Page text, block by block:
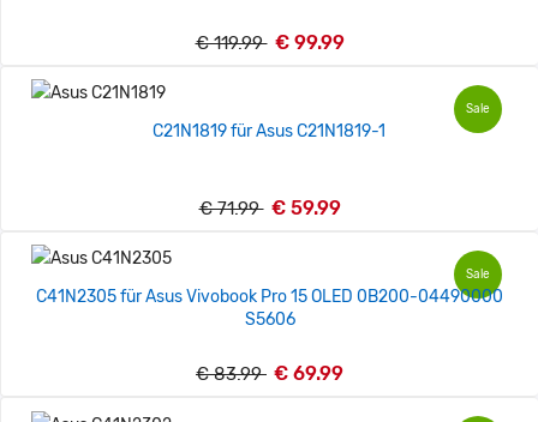
€ 119.99 € 99.99
Sale
C21N1819 für Asus C21N1819-1
€ 71.99 € 59.99
Sale
C41N2305 für Asus Vivobook Pro 15 OLED 0B200-04490000
S5606
€ 83.99 € 69.99